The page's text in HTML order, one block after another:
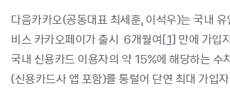
다음카카오(공동대표 최세훈, 이석우)는 국내
비스 카카오페이가 출시 6개월여[1] 만에 가입
국내 신용카드 이용자의 약15%에 해당하는 수
(신용카드사 앱 포함)를 통털어 단연 최대 가입